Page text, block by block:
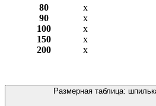
80
х
90
х
100
х
150
х
200
х
Размерная таблица: